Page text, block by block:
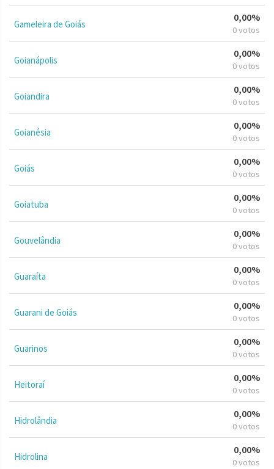
Gameleira de Goiás
0,00%
0 votos
Goianápolis
0,00%
0 votos
Goiandira
0,00%
0 votos
Goianésia
0,00%
0 votos
Goiás
0,00%
0 votos
Goiatuba
0,00%
0 votos
Gouvelândia
0,00%
0 votos
Guaraíta
0,00%
0 votos
Guarani de Goiás
0,00%
0 votos
Guarinos
0,00%
0 votos
Heitoraí
0,00%
0 votos
Hidrolândia
0,00%
0 votos
Hidrolina
0,00%
0 votos